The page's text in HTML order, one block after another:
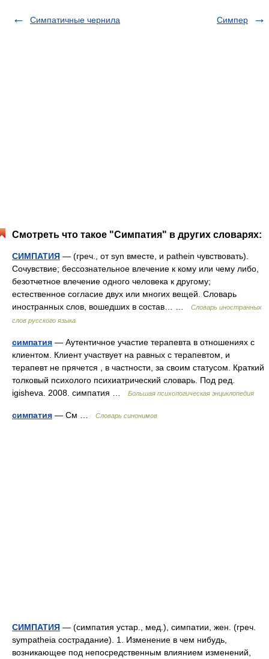
Симпатичные чернила Симпер
Смотреть что такое "Симпатия" в других словарях:
СИМПАТИЯ — (греч., от syn вместе, и pathein чувствовать).
Сочувствие; бессознательное влечение к кому или чему либо,
безотчетное влечение одного человека к другому;
естественное согласие двух или многих вещей. Словарь
иностранных слов, вошедших в состав… …
Словарь иностранных
слов русского языка
симпатия — Аутентичное участие терапевта в отношениях с
клиентом. Клиент участвует на равных с терапевтом, и
терапевт не прячется , в частности, за своим статусом. Краткий
толковый психолого психиатрический словарь. Под ред.
igisheva. 2008. симпатия …
Большая психологическая энциклопедия
симпатия — См … Словарь синонимов
СИМПАТИЯ — (симпатия устар., мед.), симпатии, жен. (греч.
sympatheia сострадание). 1. Изменение в чем нибудь,
возникающее под непосредственным влиянием изменений,